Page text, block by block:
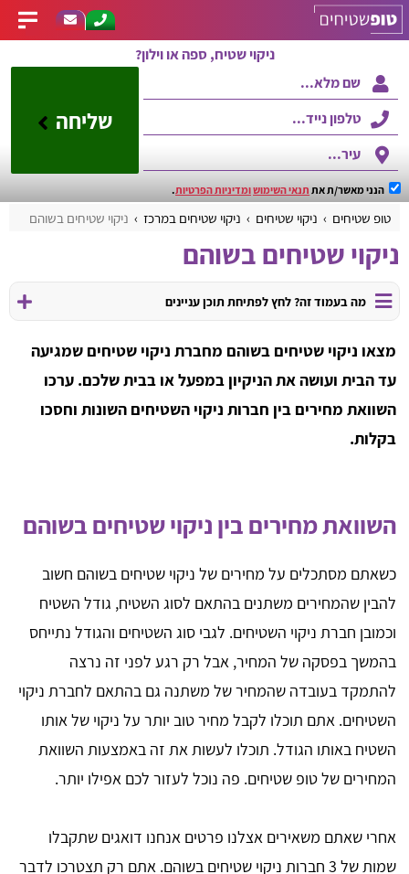
ניקוי שטיח, ספה או וילון?
שליחה
הנני מאשר/ת את תנאי השימושומדיניות הפרטיות.
טופ שטיחים ניקוי שטיחים ניקוי שטיחים במרכז ניקוי שטיחים בשוהם
ניקוי שטיחים בשוהם
מה בעמוד זה? לחץ לפתיחת תוכן עניינים
מצאו ניקוי שטיחים בשוהם מחברת ניקוי שטיחים שמגיעה
עד הבית ועושה את הניקיון במפעל או בבית שלכם. ערכו
השוואת מחירים בין חברות ניקוי השטיחים השונות וחסכו
בקלות.
השוואת מחירים בין ניקוי שטיחים בשוהם
כשאתם מסתכלים על מחירים של ניקוי שטיחים בשוהם חשוב
להבין שהמחירים משתנים בהתאם לסוג השטיח, גודל השטיח
וכמובן חברת ניקוי השטיחים. לגבי סוג השטיחים והגודל נתייחס
בהמשך בפסקה של המחיר, אבל רק רגע לפני זה נרצה
להתמקד בעובדה שהמחיר של משתנה גם בהתאם לחברת ניקוי
השטיחים. אתם תוכלו לקבל מחיר טוב יותר על ניקוי של אותו
השטיח באותו הגודל. תוכלו לעשות את זה באמצעות השוואת
המחירים של טופ שטיחים. פה נוכל לעזור לכם אפילו יותר.
אחרי שאתם משאירים אצלנו פרטים אנחנו דואגים שתקבלו
שמות של 3 חברות ניקוי שטיחים בשוהם. אתם רק תצטרכו לדבר